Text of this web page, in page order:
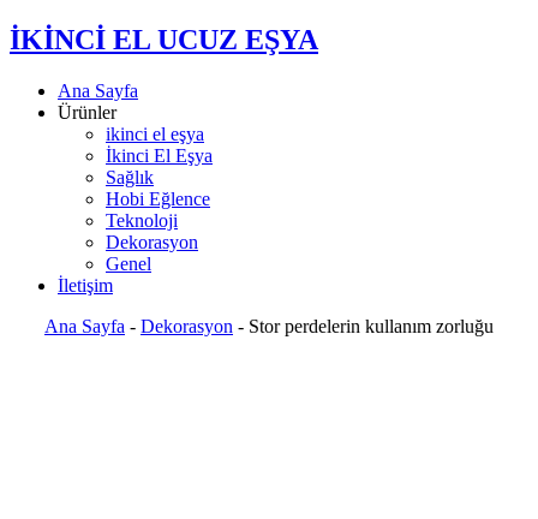
İKİNCİ EL UCUZ EŞYA
Ana Sayfa
Ürünler
ikinci el eşya
İkinci El Eşya
Sağlık
Hobi Eğlence
Teknoloji
Dekorasyon
Genel
İletişim
Ana Sayfa - Dekorasyon - Stor perdelerin kullanım zorluğu